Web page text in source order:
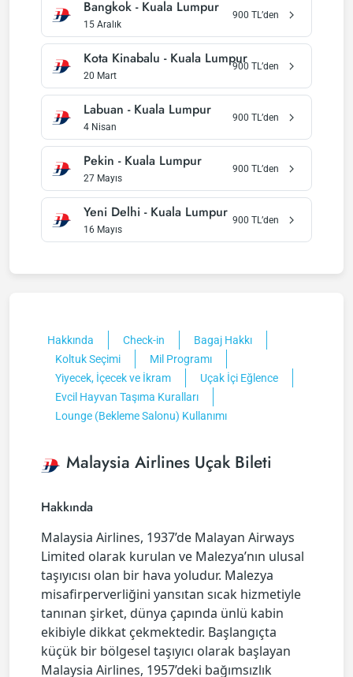
Bangkok - Kuala Lumpur
15 Aralık
900 TL’den
Kota Kinabalu - Kuala Lumpur
20 Mart
900 TL’den
Labuan - Kuala Lumpur
4 Nisan
900 TL’den
Pekin - Kuala Lumpur
27 Mayıs
900 TL’den
Yeni Delhi - Kuala Lumpur
16 Mayıs
900 TL’den
Hakkında Check-in
Bagaj Hakkı
Koltuk Seçimi
Mil Programı
Yiyecek, İçecek ve İkram
Uçak İçi Eğlence
Evcil Hayvan Taşıma Kuralları
Lounge (Bekleme Salonu) Kullanımı
Malaysia Airlines Uçak Bileti
Hakkında
Malaysia Airlines, 1937’de Malayan Airways
Limited olarak kurulan ve Malezya’nın ulusal
taşıyıcısı olan bir hava yoludur. Malezya
misafirperverliğini yansıtan sıcak hizmetiyle
tanınan şirket, dünya çapında ünlü kabin
ekibiyle dikkat çekmektedir. Başlangıçta
küçük bir bölgesel taşıyıcı olarak başlayan
Malaysia Airlines, 1957’deki bağımsızlık